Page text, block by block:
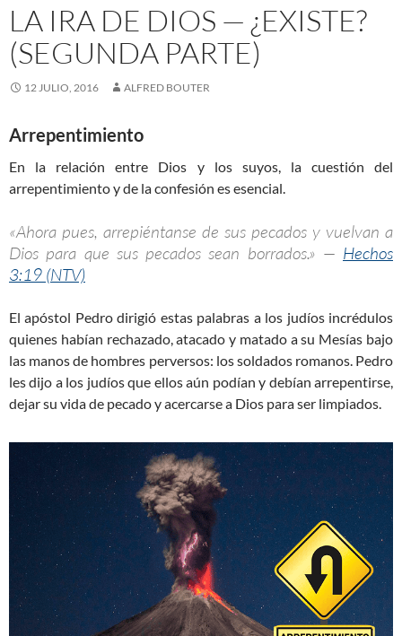
LA IRA DE DIOS — ¿EXISTE?
(SEGUNDA PARTE)
12 JULIO, 2016 ALFRED BOUTER
Arrepentimiento
En la relación entre Dios y los suyos, la cuestión del
arrepentimiento y de la confesión es esencial.
«Ahora pues, arrepiéntanse de sus pecados y vuelvan a
Dios para que sus pecados sean borrados.» — Hechos
3:19 (NTV)
El apóstol Pedro dirigió estas palabras a los judíos incrédulos
quienes habían rechazado, atacado y matado a su Mesías bajo
las manos de hombres perversos: los soldados romanos. Pedro
les dijo a los judíos que ellos aún podían y debían arrepentirse,
dejar su vida de pecado y acercarse a Dios para ser limpiados.